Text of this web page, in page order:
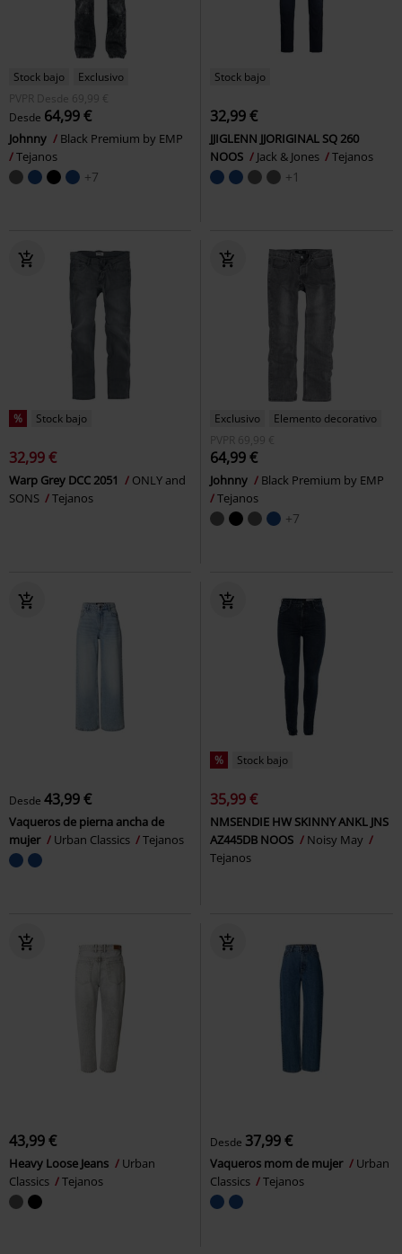
Stock bajo
Exclusivo
PVPR
Desde 69,99 €
Desde 64,99 €
Johnny
Black Premium by EMP
Tejanos
+7
Stock bajo
32,99 €
JJIGLENN JJORIGINAL SQ 260
NOOS
Jack & Jones Tejanos
+1
% Stock bajo
32,99 €
Warp Grey DCC 2051
ONLY and
SONS
Tejanos
Exclusivo
Elemento decorativo
PVPR 69,99 €
64,99 €
Johnny
Black Premium by EMP
Tejanos
+7
Desde 43,99 €
Vaqueros de pierna ancha de
mujer
Urban Classics Tejanos
% Stock bajo
35,99 €
NMSENDIE HW SKINNY ANKL JNS
AZ445DB NOOS
Noisy May
Tejanos
43,99 €
Heavy Loose Jeans
Urban
Classics
Tejanos
Desde 37,99 €
Vaqueros mom de mujer
Urban
Classics
Tejanos